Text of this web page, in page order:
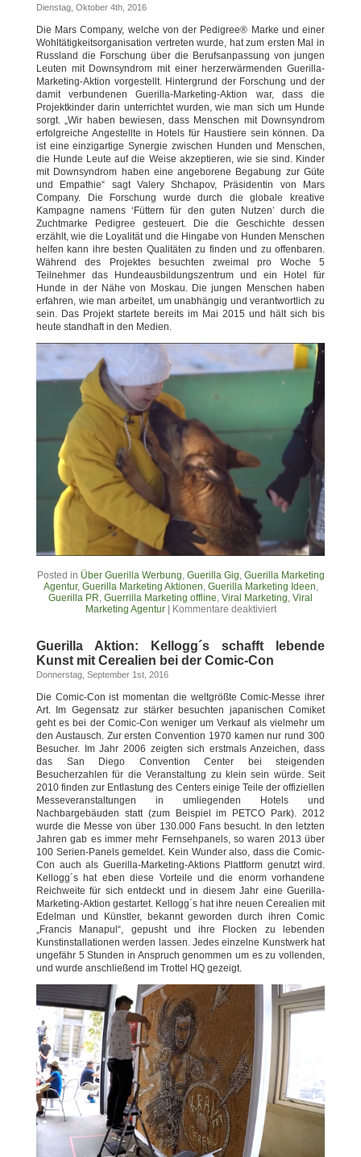
Dienstag, Oktober 4th, 2016
Die Mars Company, welche von der Pedigree® Marke und einer
Wohltätigkeitsorganisation vertreten wurde, hat zum ersten Mal in
Russland die Forschung über die Berufsanpassung von jungen
Leuten mit Downsyndrom mit einer herzerwärmenden Guerilla-
Marketing-Aktion vorgestellt. Hintergrund der Forschung und der
damit verbundenen Guerilla-Marketing-Aktion war, dass die
Projektkinder darin unterrichtet wurden, wie man sich um Hunde
sorgt. „Wir haben bewiesen, dass Menschen mit Downsyndrom
erfolgreiche Angestellte in Hotels für Haustiere sein können. Da
ist eine einzigartige Synergie zwischen Hunden und Menschen,
die Hunde Leute auf die Weise akzeptieren, wie sie sind. Kinder
mit Downsyndrom haben eine angeborene Begabung zur Güte
und Empathie“ sagt Valery Shchapov, Präsidentin von Mars
Company. Die Forschung wurde durch die globale kreative
Kampagne namens ‘Füttern für den guten Nutzen’ durch die
Zuchtmarke Pedigree gesteuert. Die die Geschichte dessen
erzählt, wie die Loyalität und die Hingabe von Hunden Menschen
helfen kann ihre besten Qualitäten zu finden und zu offenbaren.
Während des Projektes besuchten zweimal pro Woche 5
Teilnehmer das Hundeausbildungszentrum und ein Hotel für
Hunde in der Nähe von Moskau. Die jungen Menschen haben
erfahren, wie man arbeitet, um unabhängig und verantwortlich zu
sein. Das Projekt startete bereits im Mai 2015 und hält sich bis
heute standhaft in den Medien.
Posted in Über Guerilla Werbung Guerilla Gig Guerilla Marketing
Agentur, Guerilla Marketing Aktionen Guerilla Marketing Ideen
Guerilla PR Guerrilla Marketing offline Viral Marketing Viral
Marketing Agentur| Kommentare deaktiviert
Guerilla Aktion: Kellogg´s schafft lebende
Kunst mit Cerealien bei der Comic-Con
Donnerstag, September 1st, 2016
Die Comic-Con ist momentan die weltgrößte Comic-Messe ihrer
Art. Im Gegensatz zur stärker besuchten japanischen Comiket
geht es bei der Comic-Con weniger um Verkauf als vielmehr um
den Austausch. Zur ersten Convention 1970 kamen nur rund 300
Besucher. Im Jahr 2006 zeigten sich erstmals Anzeichen, dass
das San Diego Convention Center bei steigenden
Besucherzahlen für die Veranstaltung zu klein sein würde. Seit
2010 finden zur Entlastung des Centers einige Teile der offiziellen
Messeveranstaltungen in umliegenden Hotels und
Nachbargebäuden statt (zum Beispiel im PETCO Park). 2012
wurde die Messe von über 130.000 Fans besucht. In den letzten
Jahren gab es immer mehr Fernsehpanels, so waren 2013 über
100 Serien-Panels gemeldet. Kein Wunder also, dass die Comic-
Con auch als Guerilla-Marketing-Aktions Plattform genutzt wird.
Kellogg´s hat eben diese Vorteile und die enorm vorhandene
Reichweite für sich entdeckt und in diesem Jahr eine Guerilla-
Marketing-Aktion gestartet. Kellogg´s hat ihre neuen Cerealien mit
Edelman und Künstler, bekannt geworden durch ihren Comic
„Francis Manapul“, gepusht und ihre Flocken zu lebenden
Kunstinstallationen werden lassen. Jedes einzelne Kunstwerk hat
ungefähr 5 Stunden in Anspruch genommen um es zu vollenden,
und wurde anschließend im Trottel HQ gezeigt.